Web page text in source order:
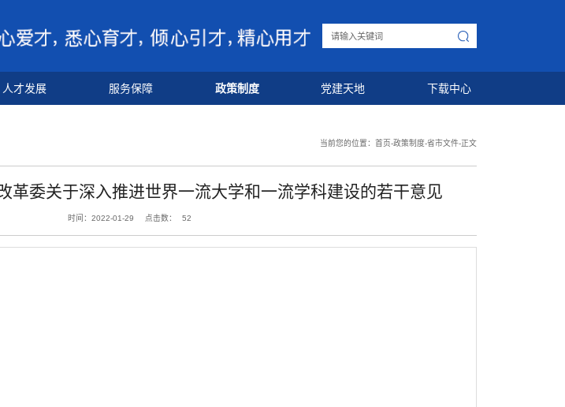
人才发展 服务保障 政策制度 党建天地 下载中心
当前您的位置： 首页-政策制度-省市文件-正文
革委关于深入推进世界一流大学和一流学科建设的若干意见
时间：2022-01-29 点击数： 52